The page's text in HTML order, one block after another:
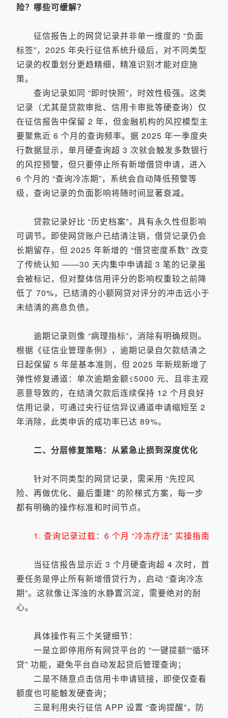
险？哪些可缓解？
征信报告上的网贷记录并非单一维度的 “负面
标签”，2025 年央行征信系统升级后，对不同类型
记录的权重划分更趋精细，精准识别才能对症施
策。
查询记录如同 “即时快照”，时效性极强。这类
记录（尤其是贷款审批、信用卡审批等硬查询）仅
在征信报告中保留 2 年，但金融机构的风控模型主
要聚焦近 6 个月的查询频率。据 2025 年一季度央
行数据显示，单月硬查询超 3 次就会触发多数银行
的风控预警，但只要停止所有新增借贷申请，进入
6 个月的 “查询冷冻期”，系统会自动降低预警等
级，查询记录的负面影响将随时间显著衰减。
贷款记录好比 “历史档案”，具有永久性但影响
可调节。即使网贷账户已结清注销，借贷记录仍会
长期留存，但 2025 年新增的 “借贷密度系数” 改变
了传统认知 ——30 天内集中申请超 3 笔的记录虽
会被标记，但对整体信用评分的影响权重较之前降
低了 70%，已结清的小额网贷对评分的冲击远小于
未结清的高息负债。
逾期记录则像 “病理指标”，消除有明确规则。
根据《征信业管理条例》，逾期记录自欠款结清之
日起保留 5 年是基本准则，但 2025 年新规新增了
弹性修复通道：单次逾期金额≤5000 元、且非主观
恶意导致的，在结清欠款后连续保持 12 个月良好
信用记录，可通过央行征信异议通道申请缩短至 2
年消除，此类申诉的成功率已达 89%。
二、分层修复策略：从紧急止损到深度优化
针对不同类型的网贷记录，需采用 “先控风
险、再做优化、最后重建” 的阶梯式方案，每一步
都有明确的操作标准和时间节点。
1. 查询记录过载：6 个月 “冷冻疗法” 实操指南
当征信报告显示近 3 个月硬查询超 4 次时，首
要任务是停止所有新增借贷行为，启动 “查询冷冻
期”。这就像让浑浊的水静置沉淀，需要绝对的耐
心。
具体操作有三个关键细节：
一是立即停用所有网贷平台的 “一键提额”“循环
贷” 功能，避免平台自动发起贷后管理查询；
二是不随意点击信用卡申请链接，即使仅查看
额度也可能触发硬查询；
三是利用央行征信 APP 设置 “查询提醒”，防